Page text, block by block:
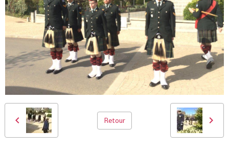
Retour